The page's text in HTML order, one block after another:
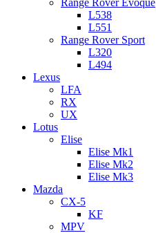
Range Rover Evoque
L538
L551
Range Rover Sport
L320
L494
Lexus
LFA
RX
UX
Lotus
Elise
Elise Mk1
Elise Mk2
Elise Mk3
Mazda
CX-5
KF
MPV